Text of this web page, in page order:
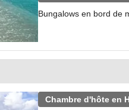
Bungalows en bord de
Chambre d'hôte en